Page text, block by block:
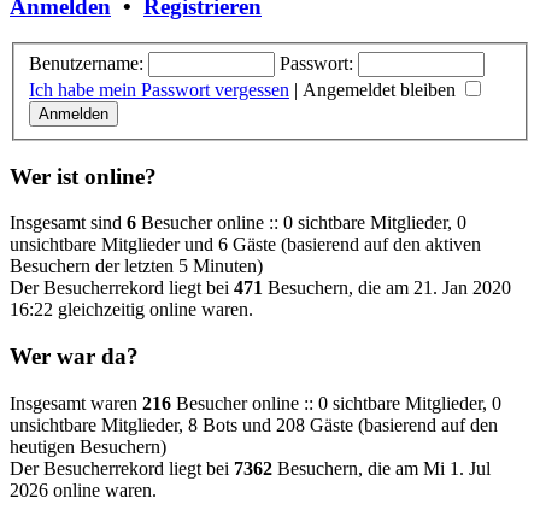
Anmelden • Registrieren
Benutzername:
Passwort:
Ich habe mein Passwort vergessen | Angemeldet bleiben
Wer ist online?
Insgesamt sind 6 Besucher online :: 0 sichtbare Mitglieder, 0
unsichtbare Mitglieder und 6 Gäste (basierend auf den aktiven
Besuchern der letzten 5 Minuten)
Der Besucherrekord liegt bei 471 Besuchern, die am 21. Jan 2020
16:22 gleichzeitig online waren.
Wer war da?
Insgesamt waren 216 Besucher online :: 0 sichtbare Mitglieder, 0
unsichtbare Mitglieder, 8 Bots und 208 Gäste (basierend auf den
heutigen Besuchern)
Der Besucherrekord liegt bei 7362 Besuchern, die am Mi 1. Jul
2026 online waren.